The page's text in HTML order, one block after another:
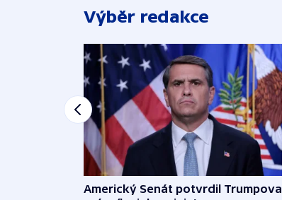
Výběr redakce
Americký Senát potvrdil Trumpova